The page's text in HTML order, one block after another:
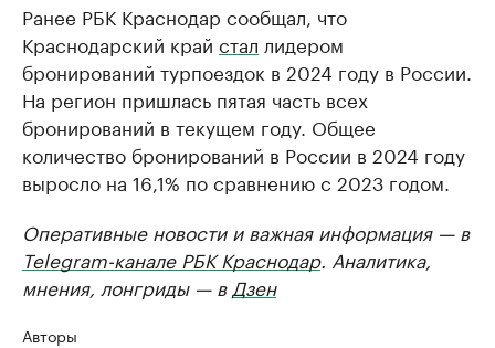
Ранее РБК Краснодар сообщал, что
Краснодарский край стал лидером
бронирований турпоездок в 2024 году в России.
На регион пришлась пятая часть всех
бронирований в текущем году. Общее
количество бронирований в России в 2024 году
выросло на 16,1% по сравнению с 2023 годом.
Оперативные новости и важная информация — в
Telegram-канале РБК Краснодар. Аналитика,
мнения, лонгриды — в Дзен
Авторы